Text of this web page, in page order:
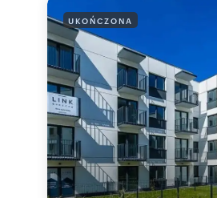
UKOŃCZONA